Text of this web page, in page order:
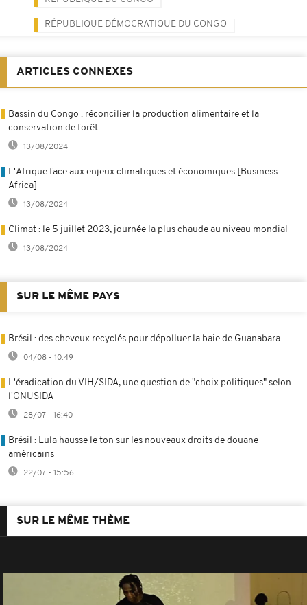
RÉPUBLIQUE DÉMOCRATIQUE DU CONGO
ARTICLES CONNEXES
Bassin du Congo : réconcilier la production alimentaire et la
conservation de forêt
13/08/2024
L'Afrique face aux enjeux climatiques et économiques [Business
Africa]
13/08/2024
Climat : le 5 juillet 2023, journée la plus chaude au niveau mondial
13/08/2024
SUR LE MÊME PAYS
Brésil : des cheveux recyclés pour dépolluer la baie de Guanabara
04/08 - 10:49
L'éradication du VIH/SIDA, une question de "choix politiques" selon
l'ONUSIDA
28/07 - 16:40
Brésil : Lula hausse le ton sur les nouveaux droits de douane
américains
22/07 - 15:56
SUR LE MÊME THÈME